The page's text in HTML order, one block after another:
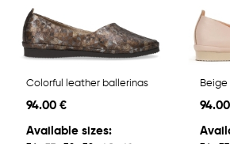
Colorful leather ballerinas
94.00 €
Available sizes: